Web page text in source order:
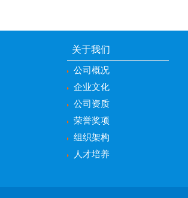
关于我们
公司概况
企业文化
公司资质
荣誉奖项
组织架构
人才培养